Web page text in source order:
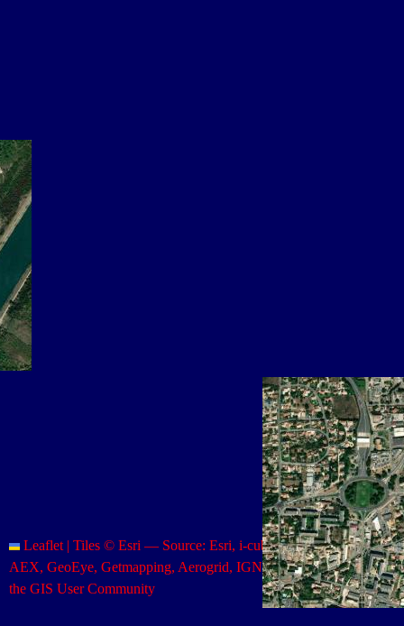
Leaflet | Tiles © Esri — Source: Esri, i-cubed, USDA, USGS,
AEX, GeoEye, Getmapping, Aerogrid, IGN, IGP, UPR-EGP, and
the GIS User Community